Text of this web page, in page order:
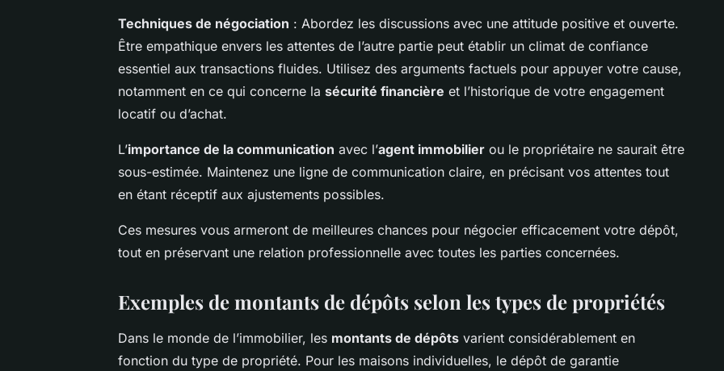
Techniques de négociation : Abordez les discussions avec une attitude positive et ouverte.
Être empathique envers les attentes de l’autre partie peut établir un climat de confiance
essentiel aux transactions fluides. Utilisez des arguments factuels pour appuyer votre cause,
notamment en ce qui concerne la sécurité financière et l’historique de votre engagement
locatif ou d’achat.
L’importance de la communication avec l’agent immobilier ou le propriétaire ne saurait être
sous-estimée. Maintenez une ligne de communication claire, en précisant vos attentes tout
en étant réceptif aux ajustements possibles.
Ces mesures vous armeront de meilleures chances pour négocier efficacement votre dépôt,
tout en préservant une relation professionnelle avec toutes les parties concernées.
Exemples de montants de dépôts selon les types de propriétés
Dans le monde de l’immobilier, les montants de dépôts varient considérablement en
fonction du type de propriété. Pour les maisons individuelles, le dépôt de garantie